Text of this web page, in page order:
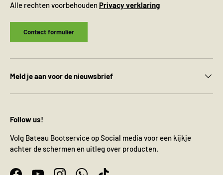
Alle rechten voorbehoudenPrivacy verklaring
Contact formulier
Meld je aan voor de nieuwsbrief
Follow us!
Volg Bateau Bootservice op Social media voor een kijkje
achter de schermen en uitleg over producten.